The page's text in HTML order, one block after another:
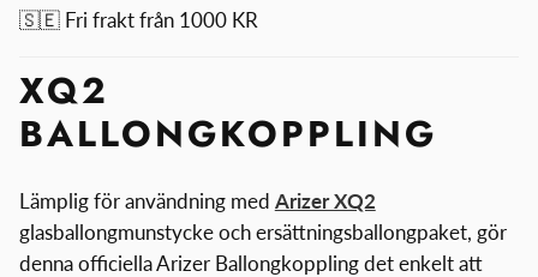
🇸🇪 Fri frakt från 1000 KR
XQ2
BALLONGKOPPLING
Lämplig för användning med Arizer XQ2
glasballongmunstycke och ersättningsballongpaket, gör
denna officiella Arizer Ballongkoppling det enkelt att